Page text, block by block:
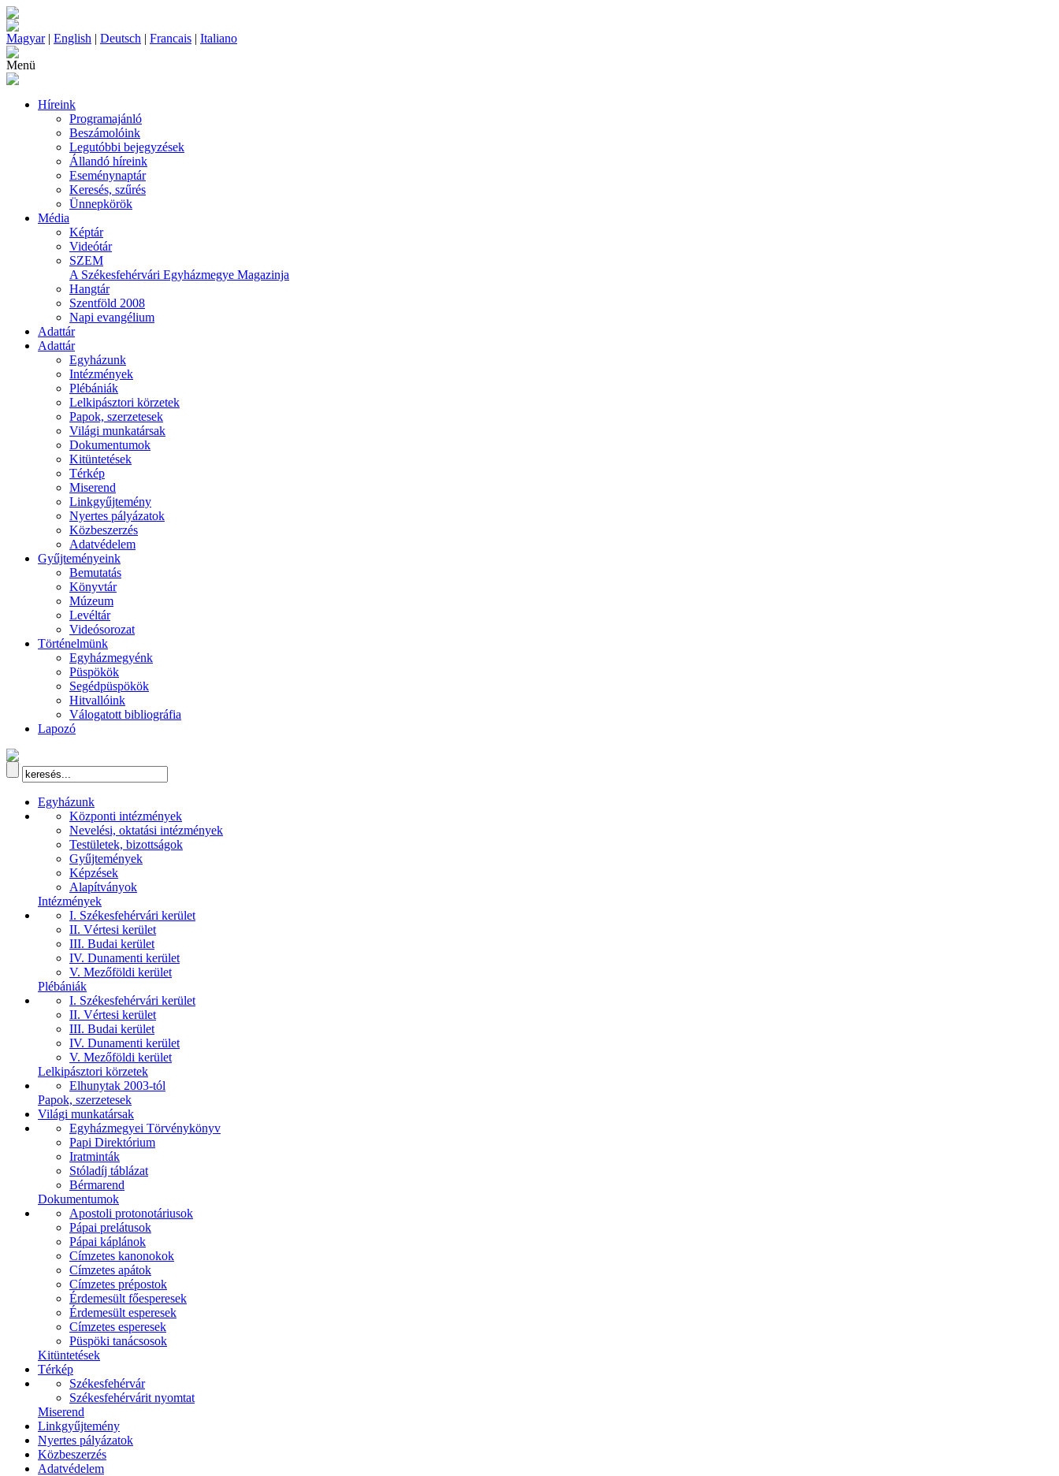
Magyar| English | Deutsch | Francais | Italiano
Menü
Híreink
Programajánló
Beszámolóink
Legutóbbi bejegyzések
Állandó híreink
Eseménynaptár
Keresés, szűrés
Ünnepkörök
Média
Képtár
Videótár
SZEM
A Székesfehérvári Egyházmegye Magazinja
Hangtár
Szentföld 2008
Napi evangélium
Adattár
Adattár
Egyházunk
Intézmények
Plébániák
Lelkipásztori körzetek
Papok, szerzetesek
Világi munkatársak
Dokumentumok
Kitüntetések
Térkép
Miserend
Linkgyűjtemény
Nyertes pályázatok
Közbeszerzés
Adatvédelem
Gyűjteményeink
Bemutatás
Könyvtár
Múzeum
Levéltár
Videósorozat
Történelmünk
Egyházmegyénk
Püspökök
Segédpüspökök
Hitvallóink
Válogatott bibliográfia
Lapozó
Egyházunk
Központi intézmények
Nevelési, oktatási intézmények
Testületek, bizottságok
Gyűjtemények
Képzések
Alapítványok
Intézmények
I. Székesfehérvári kerület
II. Vértesi kerület
III. Budai kerület
IV. Dunamenti kerület
V. Mezőföldi kerület
Plébániák
I. Székesfehérvári kerület
II. Vértesi kerület
III. Budai kerület
IV. Dunamenti kerület
V. Mezőföldi kerület
Lelkipásztori körzetek
Elhunytak 2003-tól
Papok, szerzetesek
Világi munkatársak
Egyházmegyei Törvénykönyv
Papi Direktórium
Iratminták
Stóladíj táblázat
Bérmarend
Dokumentumok
Apostoli protonotáriusok
Pápai prelátusok
Pápai káplánok
Címzetes kanonokok
Címzetes apátok
Címzetes prépostok
Érdemesült főesperesek
Érdemesült esperesek
Címzetes esperesek
Püspöki tanácsosok
Kitüntetések
Térkép
Székesfehérvár
Székesfehérvárit nyomtat
Miserend
Linkgyűjtemény
Nyertes pályázatok
Közbeszerzés
Adatvédelem